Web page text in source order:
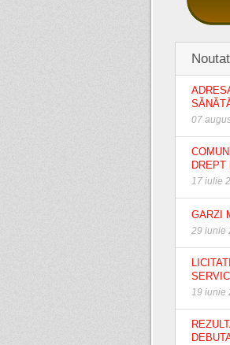
07
DREPT
17 iulie
GARZI
29 iunie
19 iunie